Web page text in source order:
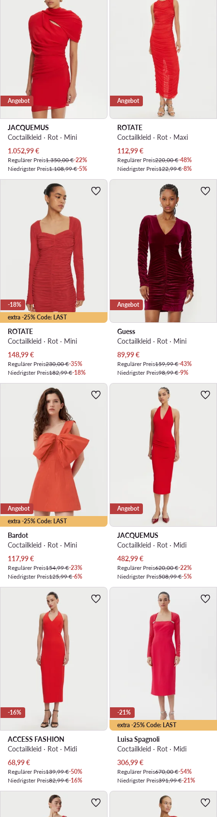
Angebot
JACQUEMUS
Coctailkleid · Rot · Mini
Aktueller Preis
1.052,99€
Regulärer Preis1.350,00 €-22%
Niedrigster Preis1.108,99 €-5%
Angebot
ROTATE
Coctailkleid · Rot · Maxi
Aktueller Preis
112,99€
Regulärer Preis220,00 €-48%
Niedrigster Preis122,99 €-8%
extra -25% Code: LAST
-18%
ROTATE
Coctailkleid · Rot · Mini
Aktueller Preis
148,99€
Regulärer Preis230,00 €-35%
Niedrigster Preis182,99 €-18%
Angebot
Guess
Coctailkleid · Rot · Mini
Aktueller Preis
89,99€
Regulärer Preis159,99 €-43%
Niedrigster Preis98,99 €-9%
extra -25% Code: LAST
Angebot
Bardot
Coctailkleid · Rot · Mini
Aktueller Preis
117,99€
Regulärer Preis154,99 €-23%
Niedrigster Preis125,99 €-6%
Angebot
JACQUEMUS
Coctailkleid · Rot · Midi
Aktueller Preis
482,99€
Regulärer Preis620,00 €-22%
Niedrigster Preis508,99 €-5%
-16%
ACCESS FASHION
Coctailkleid · Rot · Midi
Aktueller Preis
68,99€
Regulärer Preis139,99 €-50%
Niedrigster Preis82,99 €-16%
extra -25% Code: LAST
-21%
Luisa Spagnoli
Coctailkleid · Rot · Midi
Aktueller Preis
306,99€
Regulärer Preis670,00 €-54%
Niedrigster Preis391,99 €-21%